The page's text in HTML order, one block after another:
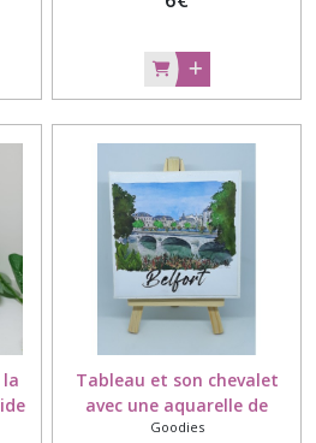
la
Tableau et son chevalet
avec une aquarelle de
Belfort fait à la main
Goodies